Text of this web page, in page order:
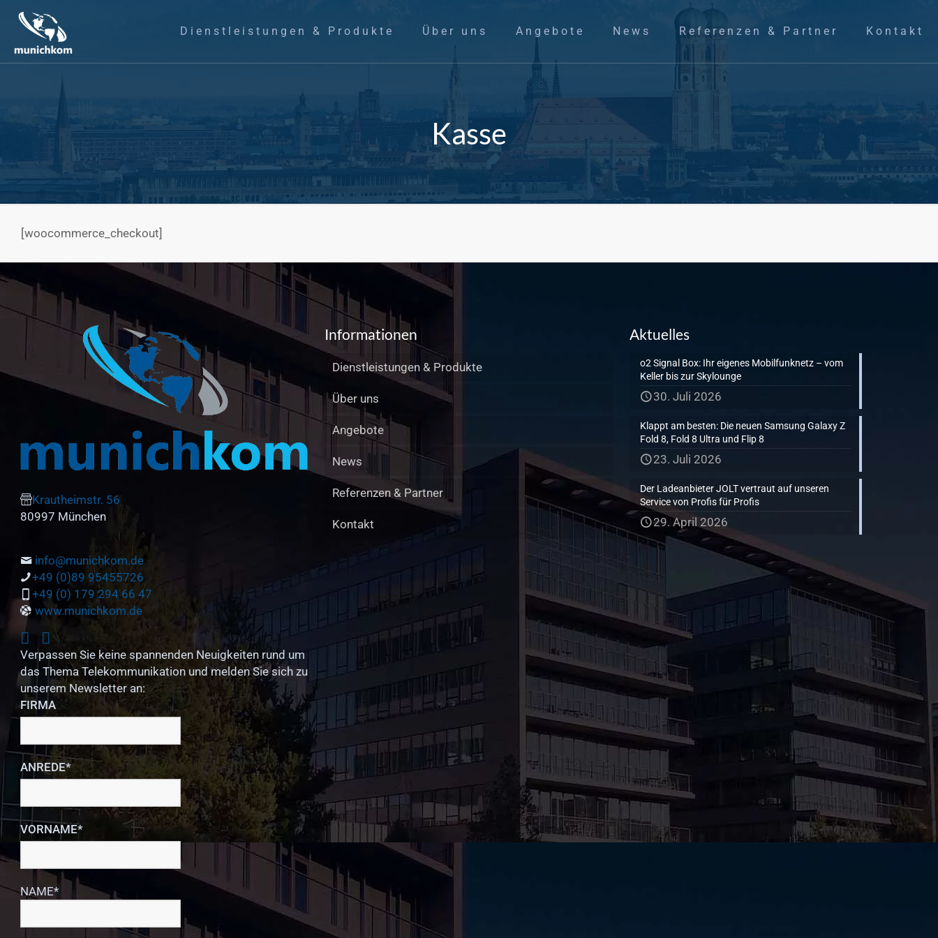
Dienstleistungen & Produkte Über uns Angebote News Referenzen & Partner Kontakt
Kasse
[woocommerce_checkout]
Krautheimstr. 56
80997 München
info@munichkom.de
+49 (0)89 95455726
+49 (0) 179 294 66 47
www.munichkom.de
Verpassen Sie keine spannenden Neuigkeiten rund um
das Thema Telekommunikation und melden Sie sich zu
unserem Newsletter an:
FIRMA
ANREDE*
VORNAME*
NAME*
Informationen
Dienstleistungen & Produkte
Über uns
Angebote
News
Referenzen & Partner
Kontakt
Aktuelles
o2 Signal Box: Ihr eigenes Mobilfunknetz – vom
Keller bis zur Skylounge
30. Juli 2026
Klappt am besten: Die neuen Samsung Galaxy Z
Fold 8, Fold 8 Ultra und Flip 8
23. Juli 2026
Der Ladeanbieter JOLT vertraut auf unseren
Service von Profis für Profis
29. April 2026